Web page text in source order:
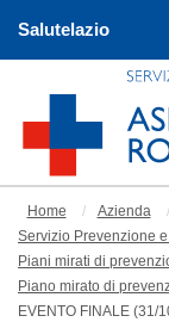
Salutelazio
Home Azienda
Servizio Prevenzione
Piani mirati di
Piano mirato di